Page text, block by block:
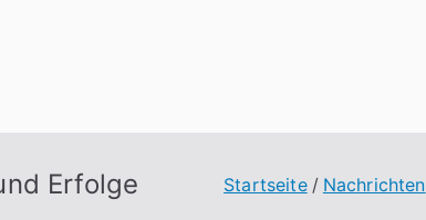
Erfolge Startseite Nachrichten